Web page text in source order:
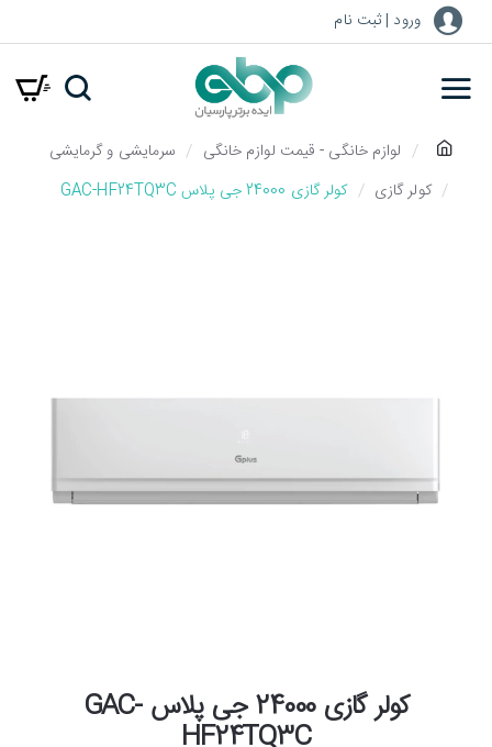
ورود | ثبت نام
o
لوازم خانگی - قیمت لوازم خانگی
سرمایشی و گرمایشی
کولر گازی
کولر گازی 24000 جی پلاس GAC-HF24TQ3C
کولر گازی 24000 جی پلاس GAC-
HF24TQ3C